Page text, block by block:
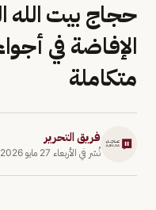
حجاج بيت الله
الإفاضة في
متكاملة
فريق التحرير
نُشر في الأربعاء 27 مايو 2026